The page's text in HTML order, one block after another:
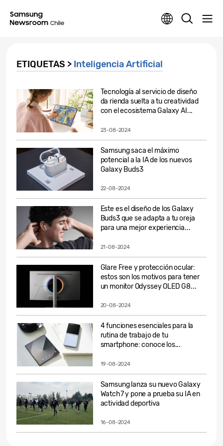
ETIQUETAS > Inteligencia Artificial
Tecnología al servicio de diseño
da rienda suelta a tu creatividad
con el ecosistema Galaxy AI...
23-08-2024
Samsung saca el máximo
potencial a la IA de los nuevos
Galaxy Buds3
22-08-2024
Este es el diseño de los Galaxy
Buds3 que se adapta a tu oreja
para una mejor experiencia...
21-08-2024
Glare Free y protección ocular:
estos son los motivos para tener
un monitor Odyssey OLED G8...
20-08-2024
4 funciones esenciales para la
rutina de trabajo de tu
smartphone: conoce los...
19-08-2024
Samsung lanza su nuevo Galaxy
Watch7 y pone a prueba su IA en
actividad deportiva
16-08-2024